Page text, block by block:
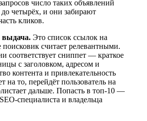
число таких объявлений
до четырёх, и они забирают
кликов.
выдача. Это список ссылок на
поисковик считает релевантными.
соответствует сниппет — краткое
с заголовком, адресом и
контента и привлекательность
на то, перейдёт пользователь на
дальше. Попасть в топ-10 —
специалиста и владельца